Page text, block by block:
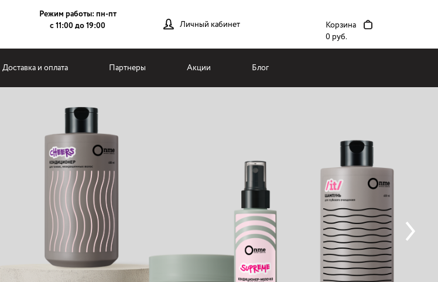
Режим работы: пн-пт
с 11:00 до 19:00
Личный кабинет
Корзина
0 руб.
Доставка и оплата Партнеры Акции Блог